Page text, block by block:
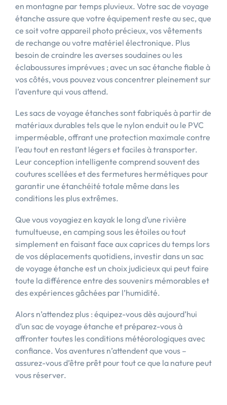
en montagne par temps pluvieux. Votre sac de voyage
étanche assure que votre équipement reste au sec, que
ce soit votre appareil photo précieux, vos vêtements
de rechange ou votre matériel électronique. Plus
besoin de craindre les averses soudaines ou les
éclaboussures imprévues ; avec un sac étanche fiable à
vos côtés, vous pouvez vous concentrer pleinement sur
l’aventure qui vous attend.
Les sacs de voyage étanches sont fabriqués à partir de
matériaux durables tels que le nylon enduit ou le PVC
imperméable, offrant une protection maximale contre
l’eau tout en restant légers et faciles à transporter.
Leur conception intelligente comprend souvent des
coutures scellées et des fermetures hermétiques pour
garantir une étanchéité totale même dans les
conditions les plus extrêmes.
Que vous voyagiez en kayak le long d’une rivière
tumultueuse, en camping sous les étoiles ou tout
simplement en faisant face aux caprices du temps lors
de vos déplacements quotidiens, investir dans un sac
de voyage étanche est un choix judicieux qui peut faire
toute la différence entre des souvenirs mémorables et
des expériences gâchées par l’humidité.
Alors n’attendez plus : équipez-vous dès aujourd’hui
d’un sac de voyage étanche et préparez-vous à
affronter toutes les conditions météorologiques avec
confiance. Vos aventures n’attendent que vous –
assurez-vous d’être prêt pour tout ce que la nature peut
vous réserver.